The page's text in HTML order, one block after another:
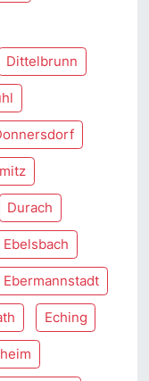
Dittelbrunn
Durach
Ebelsbach
Ebermannstadt
Eching